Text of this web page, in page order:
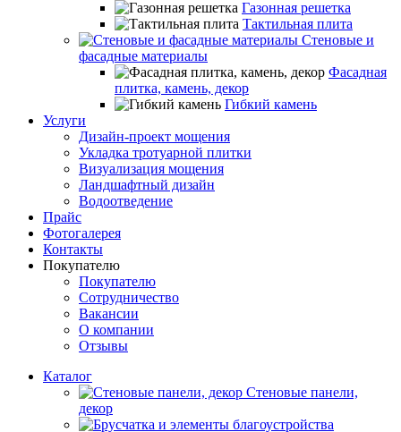
Газонная решетка
Тактильная плита
Стеновые и
фасадные материалы
Фасадная
плитка, камень, декор
Гибкий камень
Услуги
Дизайн-проект мощения
Укладка тротуарной плитки
Визуализация мощения
Ландшафтный дизайн
Водоотведение
Прайс
Фотогалерея
Контакты
Покупателю
Покупателю
Сотрудничество
Вакансии
О компании
Отзывы
Каталог
Стеновые панели,
декор